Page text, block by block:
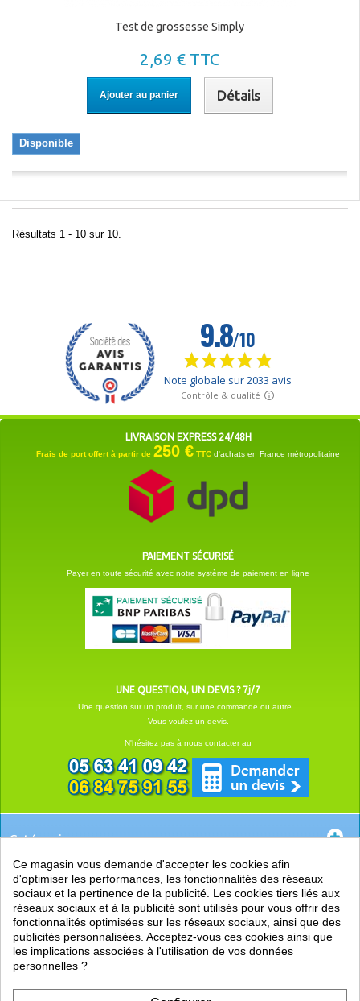
Test de grossesse Simply
2,69 € TTC
Ajouter au panier Détails
Disponible
Résultats 1 - 10 sur 10.
LIVRAISON EXPRESS 24/48H
Frais de port offert à partir de 250 € TTC d'achats en France métropolitaine
PAIEMENT SÉCURISÉ
Payer en toute sécurité avec notre système de paiement en ligne
UNE QUESTION, UN DEVIS ? 7j/7
Une question sur un produit, sur une commande ou autre...
Vous voulez un devis.
N'hésitez pas à nous contacter au
Catégories
EN SAVOIR +
PRATIQUE
LIENS
Ce magasin vous demande d'accepter les cookies afin
d'optimiser les performances, les fonctionnalités des réseaux
sociaux et la pertinence de la publicité. Les cookies tiers liés aux
réseaux sociaux et à la publicité sont utilisés pour vous offrir des
fonctionnalités optimisées sur les réseaux sociaux, ainsi que des
publicités personnalisées. Acceptez-vous ces cookies ainsi que
les implications associées à l'utilisation de vos données
personnelles ?